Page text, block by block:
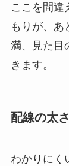
ここを間違
もりが、あ
満、見た目
きます。
配線の太
わかりにく